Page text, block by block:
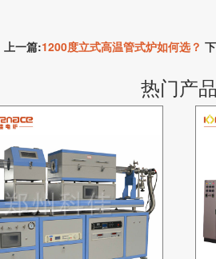
上一篇:1200度立式高温管式炉如何选？
热门产品